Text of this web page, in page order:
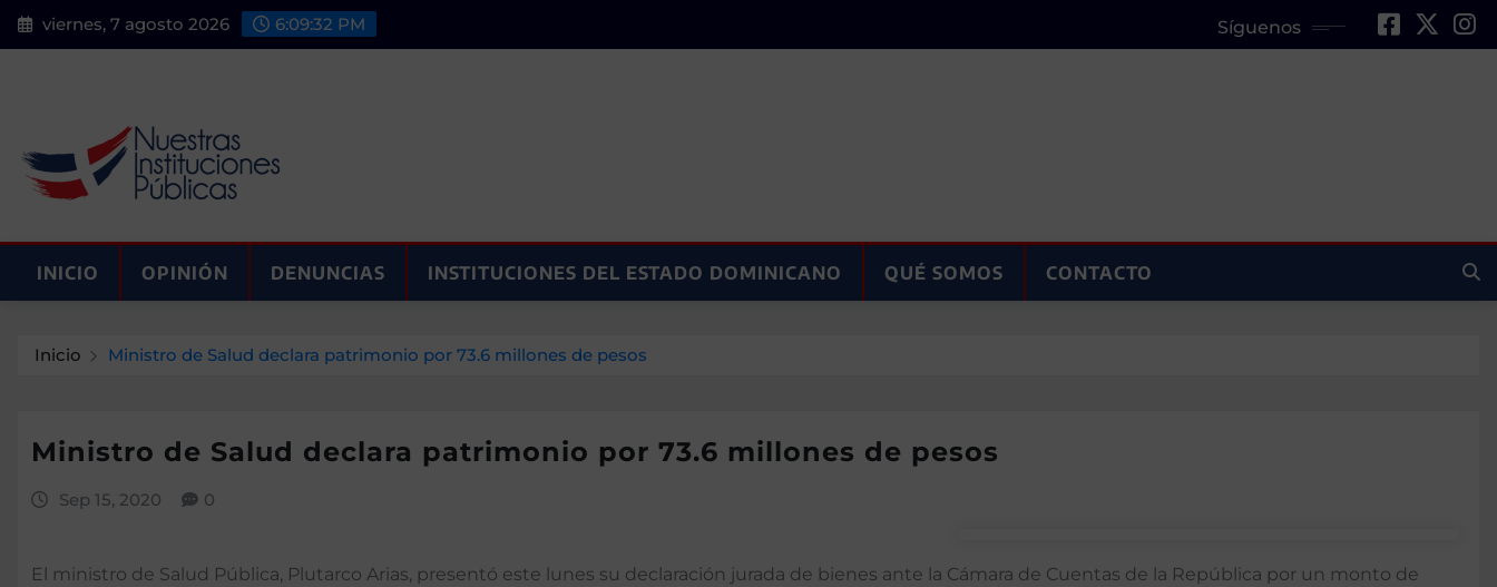
Saltar
al
viernes, 7 agosto 2026 6:09:34 PM Síguenos
INICIO OPINIÓN DENUNCIAS INSTITUCIONES DEL ESTADO DOMINICANO QUÉ SOMOS CONTACTO
Inicio Ministro de Salud declara patrimonio por 73.6 millones de pesos
Ministro de Salud declara patrimonio por 73.6 millones de pesos
Sep 15, 2020 0
El ministro de Salud Pública, Plutarco Arias, presentó este lunes su declaración jurada de bienes ante la Cámara de Cuentas de la República por un monto de